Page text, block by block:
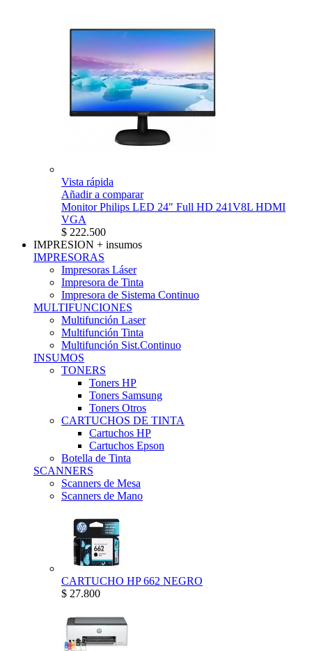
Vista rápida
Añadir a comparar
Monitor Philips LED 24" Full HD 241V8L HDMI
VGA
$ 222.500
IMPRESION + insumos
IMPRESORAS
Impresoras Láser
Impresora de Tinta
Impresora de Sistema Continuo
MULTIFUNCIONES
Multifunción Laser
Multifunción Tinta
Multifunción Sist.Continuo
INSUMOS
TONERS
Toners HP
Toners Samsung
Toners Otros
CARTUCHOS DE TINTA
Cartuchos HP
Cartuchos Epson
Botella de Tinta
SCANNERS
Scanners de Mesa
Scanners de Mano
CARTUCHO HP 662 NEGRO
$ 27.800